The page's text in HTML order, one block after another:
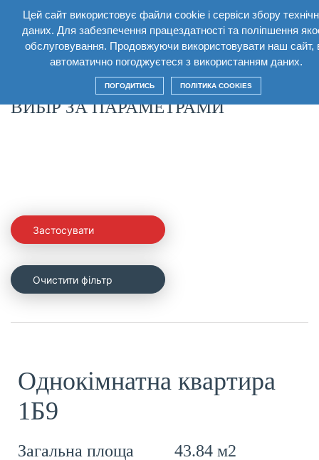
Цей сайт використовує файли cookie і сервіси збору
даних. Для забезпечення працездатності та поліпшення
обслуговування. Продовжуючи використовувати наш сайт,
автоматично погоджуєтеся з використанням даних.
ПОГОДИТИСЬ ПОЛІТИКА COOKIES
UA
Повернутися
ВИБІР ЗА ПАРАМЕТРАМИ
Застосувати
Очистити фільтр
Однокімнатна квартира
1Б9
Загальна площа
43.84 м2